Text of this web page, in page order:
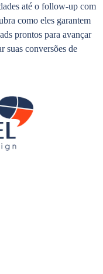
até o follow-up com
como eles garantem
prontos para avançar
suas conversões de